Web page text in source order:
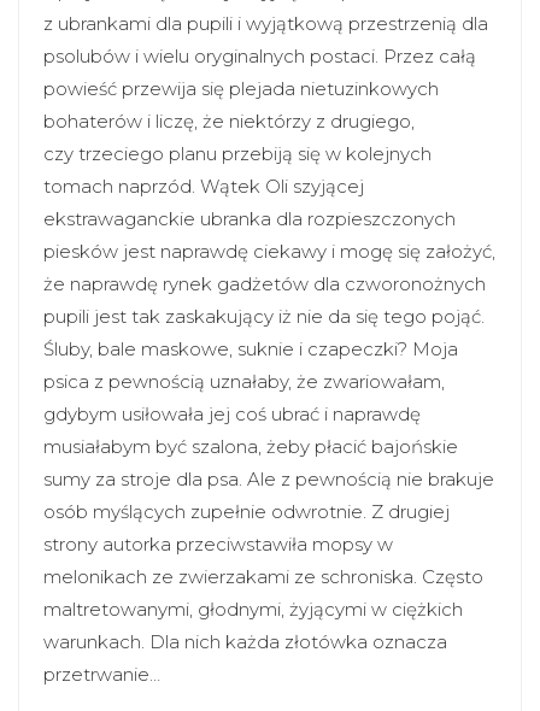
z ubrankami dla pupili i wyjątkową przestrzenią dla
psolubów i wielu oryginalnych postaci. Przez całą
powieść przewija się plejada nietuzinkowych
bohaterów i liczę, że niektórzy z drugiego,
czy trzeciego planu przebiją się w kolejnych
tomach naprzód. Wątek Oli szyjącej
ekstrawaganckie ubranka dla rozpieszczonych
piesków jest naprawdę ciekawy i mogę się założyć,
że naprawdę rynek gadżetów dla czworonożnych
pupili jest tak zaskakujący iż nie da się tego pojąć.
Śluby, bale maskowe, suknie i czapeczki? Moja
psica z pewnością uznałaby, że zwariowałam,
gdybym usiłowała jej coś ubrać i naprawdę
musiałabym być szalona, żeby płacić bajońskie
sumy za stroje dla psa. Ale z pewnością nie brakuje
osób myślących zupełnie odwrotnie. Z drugiej
strony autorka przeciwstawiła mopsy w
melonikach ze zwierzakami ze schroniska. Często
maltretowanymi, głodnymi, żyjącymi w ciężkich
warunkach. Dla nich każda złotówka oznacza
przetrwanie…